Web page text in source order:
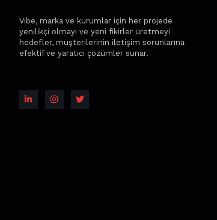
Vibe, marka ve kurumlar için her projede
yenilikçi olmayı ve yeni fikirler üretmeyi
hedefler, müşterilerinin iletişim sorunlarına
efektif ve yaratıcı çözümler sunar.